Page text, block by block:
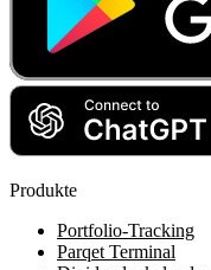
Produkte
Portfolio-Tracking
Parqet Terminal